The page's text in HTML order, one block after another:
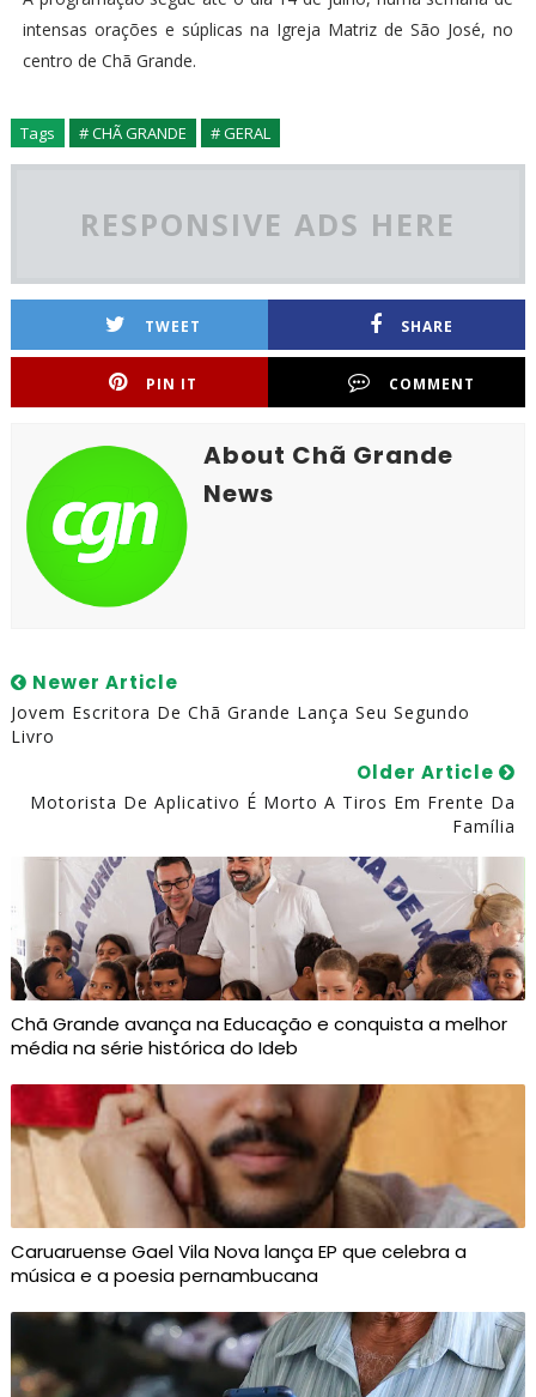
intensas orações e súplicas na Igreja Matriz de São José, no
centro de Chã Grande.
Tags # CHÃ GRANDE # GERAL
RESPONSIVE ADS HERE
TWEET SHARE
PIN IT COMMENT
About Chã Grande
News
Newer Article
Jovem Escritora De Chã Grande Lança Seu Segundo
Livro
Older Article
Motorista De Aplicativo É Morto A Tiros Em Frente Da
Família
Chã Grande avança na Educação e conquista a melhor
média na série histórica do Ideb
Caruaruense Gael Vila Nova lança EP que celebra a
música e a poesia pernambucana